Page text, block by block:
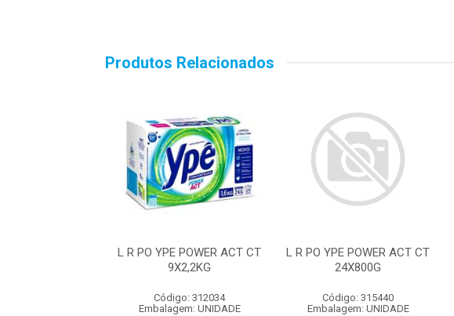
Produtos Relacionados
L R PO YPE POWER ACT CT
9X2,2KG
Código: 312034
Embalagem: UNIDADE
L R PO YPE POWER ACT CT
24X800G
Código: 315440
Embalagem: UNIDADE